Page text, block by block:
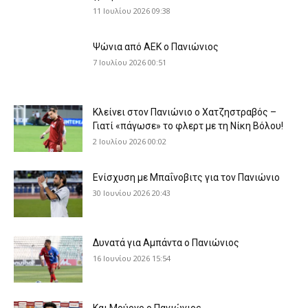
11 Ιουλίου 2026 09:38
Ψώνια από ΑΕΚ ο Πανιώνιος
7 Ιουλίου 2026 00:51
Κλείνει στον Πανιώνιο ο Χατζηστραβός –
Γιατί «πάγωσε» το φλερτ με τη Νίκη Βόλου!
2 Ιουλίου 2026 00:02
Ενίσχυση με Μπαΐνοβιτς για τον Πανιώνιο
30 Ιουνίου 2026 20:43
Δυνατά για Αμπάντα ο Πανιώνιος
16 Ιουνίου 2026 15:54